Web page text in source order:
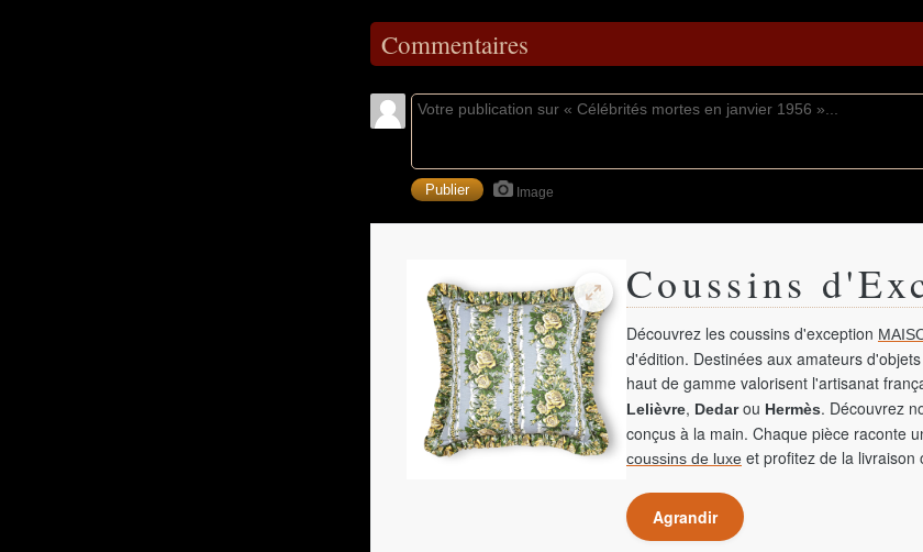
Commentaires
Image
Coussins
Découvrez les coussins d'exception
d'édition. Destinées aux amateurs
haut de gamme valorisent l'artisanat
Lelièvre, Dedarou Hermès. Découvrez
conçus à la main. Chaque pièce raconte
coussins de luxe et profitez de la livraison
Agrandir